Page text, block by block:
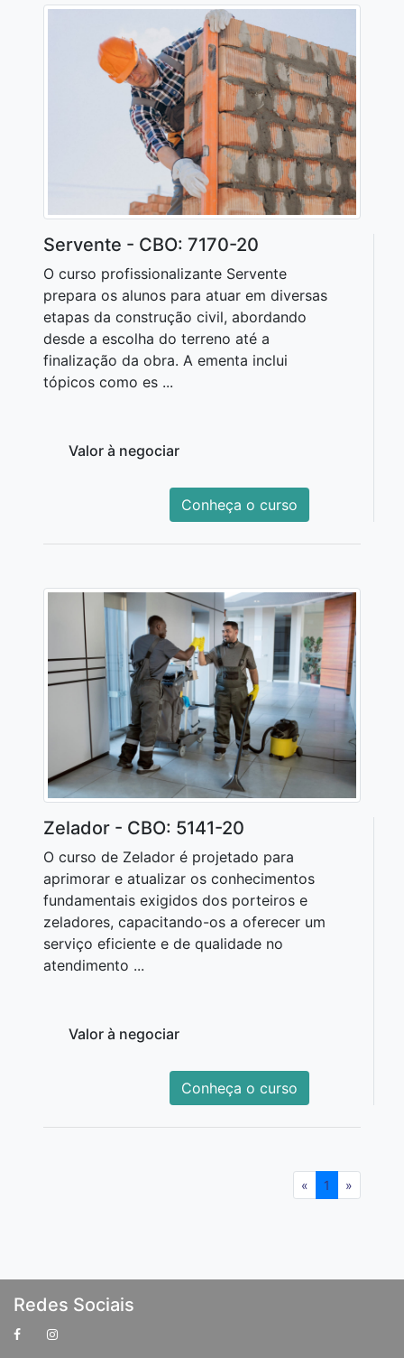
Servente - CBO: 7170-20
O curso profissionalizante Servente
prepara os alunos para atuar em diversas
etapas da construção civil, abordando
desde a escolha do terreno até a
finalização da obra. A ementa inclui
tópicos como es ...
Valor à negociar
Conheça o curso
Zelador - CBO: 5141-20
O curso de Zelador é projetado para
aprimorar e atualizar os conhecimentos
fundamentais exigidos dos porteiros e
zeladores, capacitando-os a oferecer um
serviço eficiente e de qualidade no
atendimento ...
Valor à negociar
Conheça o curso
« 1 »
Redes Sociais